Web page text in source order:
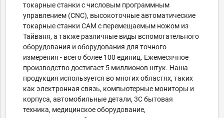
токарные станки с числовым программным
управлением (CNC), высокоточные автоматические
токарные станки CAM с перемещаемым ножом из
Тайваня, а также различные виды вспомогательного
оборудования и оборудования для точного
измерения - всего более 100 единиц. Ежемесячное
производство достигает 5 миллионов штук. Наша
продукция используется во многих областях, таких
как электронная связь, компьютерные мониторы и
корпуса, автомобильные детали, 3C бытовая
техника, медицинское оборудование,